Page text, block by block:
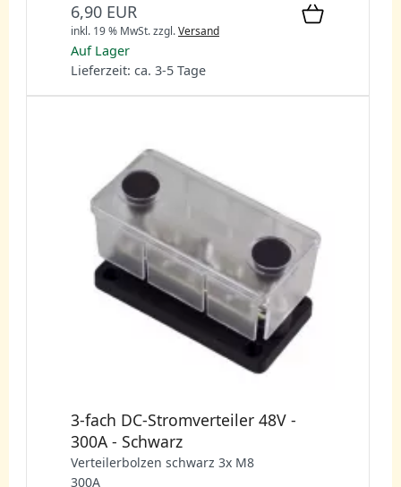
6,90 EUR
inkl. 19 % MwSt.zzgl.Versand
Auf Lager
Lieferzeit: ca. 3-5 Tage
3-fach DC-Stromverteiler 48V -
300A - Schwarz
Verteilerbolzen schwarz 3x M8
300A